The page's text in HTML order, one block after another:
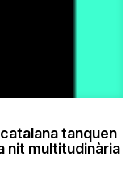
tanquen
nit multitudinària